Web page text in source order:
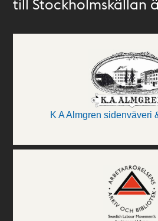
till Stockholmskällan
K A Almgren sidenväveri